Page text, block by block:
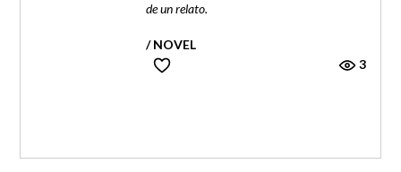
de un relato.
/ NOVEL
3